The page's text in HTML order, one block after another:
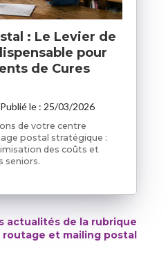
: Le Levier de
pour
de Cures
le : 25/03/2026
de votre centre
postal stratégique :
des coûts et
seniors.
actualités de la rubrique
routage et mailing postal